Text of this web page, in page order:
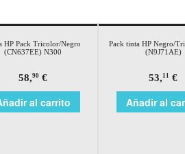
HP Pack Tricolor/Negro
(CN637EE) N300
58,90 €
al carrito
Pack tinta HP Negro/
(N9J71AE)
53,11 €
Añadir al